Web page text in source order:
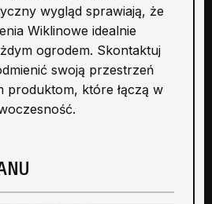
wygląd sprawiają, że
Wiklinowe idealnie
ogrodem. Skontaktuj
swoją przestrzeń
produktom, które łączą w